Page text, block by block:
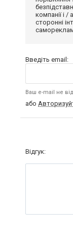
компанії і /
сторонні
Введіть email:
Ваш e-mail не
або
Відгук: